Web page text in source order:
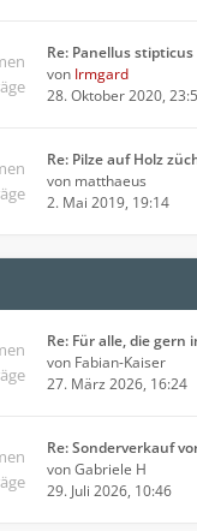
Re: Panellus stipticus
von Irmgard
28. Oktober 2020,
Re: Pilze auf Holz
von matthaeus
2. Mai 2019, 19:14
Re: Für alle, die gern
von Fabian-Kaiser
27. März 2026, 16:24
Re: Sonderverkauf
vonGabriele H
29. Juli 2026, 10:46